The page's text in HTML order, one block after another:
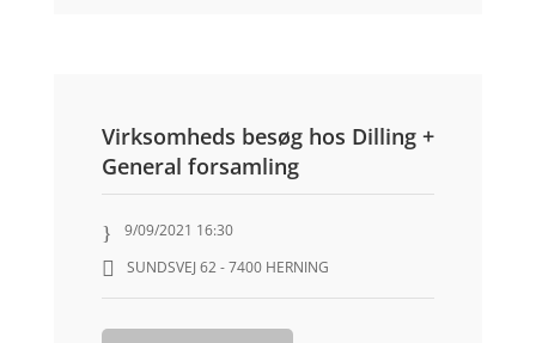
Virksomheds besøg hos Dilling +
General forsamling
9/09/2021 16:30
SUNDSVEJ 62 - 7400 HERNING